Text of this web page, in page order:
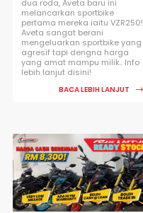
dua roda, Aveta baru ini
melancarkan sportbike
pertama mereka iaitu VZR250!
Aveta sangat berani
mengeluarkan sportbike yang
agresif tapi dengna harga
yang amat mampu milik.. Info
lebih lanjut disini!
BACA LEBIH LANJUT